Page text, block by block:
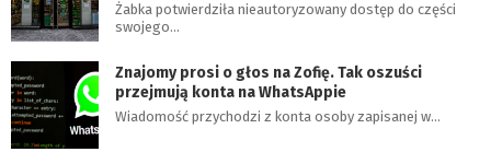
Żabka potwierdziła nieautoryzowany dostęp do części
swojego…
Znajomy prosi o głos na Zofię. Tak oszuści
przejmują konta na WhatsAppie
Wiadomość przychodzi z konta osoby zapisanej w…